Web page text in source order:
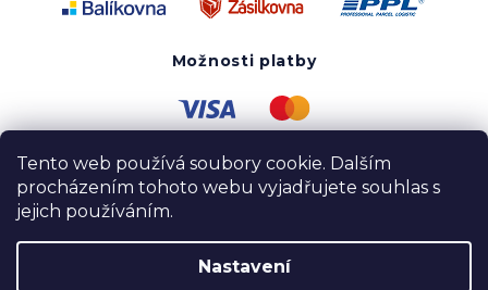
Tento web používá soubory cookie. Dalším
procházením tohoto webu vyjadřujete souhlas s
jejich používáním.
Nastavení
Možnosti platby